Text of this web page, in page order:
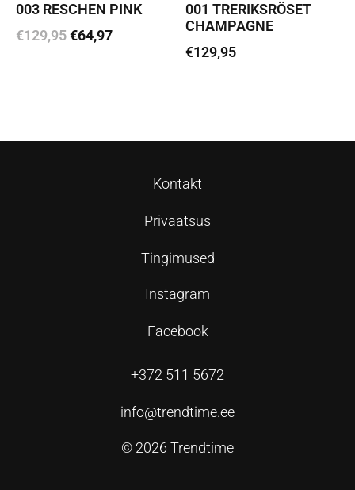
003 RESCHEN PINK
€129,95€64,97
001 TRERIKSRÖSET
CHAMPAGNE
€129,95
Kontakt
Privaatsus
Tingimused
Instagram
Facebook
+372 511 5672
info@trendtime.ee
© 2026 Trendtime